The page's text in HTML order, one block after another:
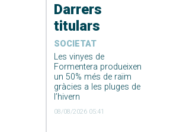
Darrers
titulars
SOCIETAT
Les vinyes de
Formentera produeixen
un 50% més de raïm
gràcies a les pluges de
l’hivern
08/08/2026 05:41